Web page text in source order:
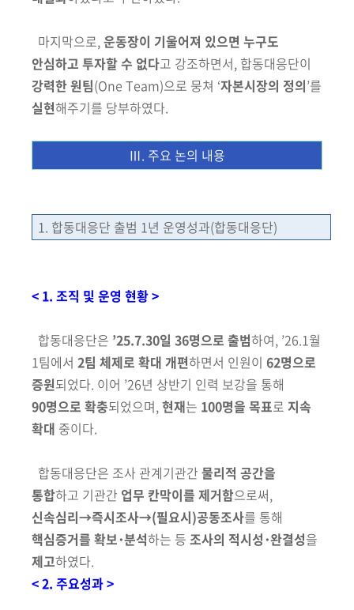
마지막으로, 운동장이 기울어져 있으면 누구도
안심하고 투자할 수 없다고 강조하면서, 합동대응단이
강력한 원팀(One Team)으로 뭉쳐 ‘자본시장의 정의’를
실현해주기를 당부하였다.
Ⅲ. 주요 논의 내용
1. 합동대응단 출범 1년 운영성과(합동대응단)
< 1. 조직 및 운영 현황 >
합동대응단은 ’25.7.30일 36명으로 출범하여, ’26.1월
1팀에서 2팀 체제로 확대 개편하면서 인원이 62명으로
증원되었다. 이어 ’26년 상반기 인력 보강을 통해
90명으로 확충되었으며, 현재는 100명을 목표로 지속
확대 중이다.
합동대응단은 조사 관계기관간 물리적 공간을
통합하고 기관간 업무 칸막이를 제거함으로써,
신속심리→즉시조사→(필요시)공동조사를 통해
핵심증거를 확보･분석하는 등 조사의 적시성･완결성을
제고하였다.
< 2. 주요성과 >